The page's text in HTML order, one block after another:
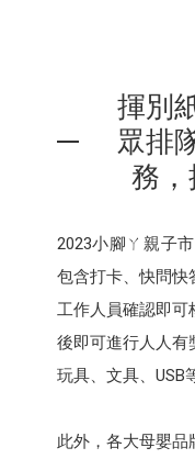
揮別
眾排
務，
2023小腳ㄚ親子
包含打卡、快問快
工作人員確認即可
後即可進行人人有
玩具、文具、USB
此外，各大母嬰品